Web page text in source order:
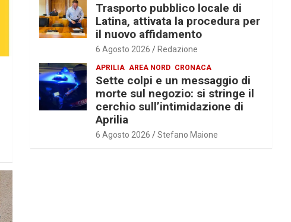
Trasporto pubblico locale di
Latina, attivata la procedura per
il nuovo affidamento
6 Agosto 2026 Redazione
APRILIA AREA NORD CRONACA
Sette colpi e un messaggio di
morte sul negozio: si stringe il
cerchio sull’intimidazione di
Aprilia
6 Agosto 2026 Stefano Maione